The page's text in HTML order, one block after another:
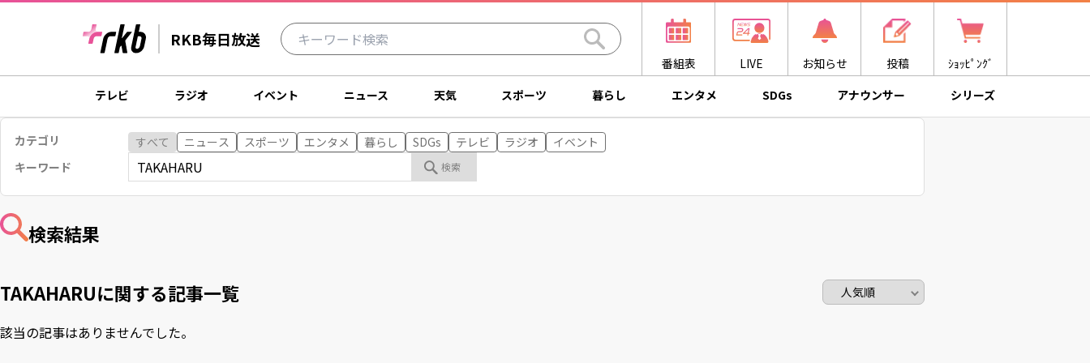
RKB毎日放送
番組表 LIVE お知らせ 投稿
ｼｮｯﾋﾟﾝｸﾞ
テレビ
ラジオ イベント ニュース 天気 スポーツ 暮らし エンタメ SDGs アナウンサー シリーズ
カテゴリ すべて ニュース スポーツ エンタメ 暮らし SDGs テレビ ラジオ
イベント
キーワード
検索結果
TAKAHARUに関する記事一覧
該当の記事はありませんでした。